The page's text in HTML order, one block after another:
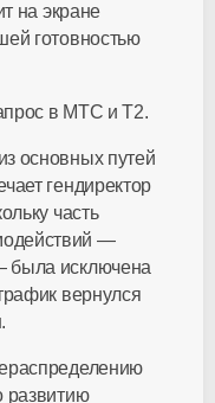
на экране
готовностью
в МТС и Т2.
основных путей
гендиректор
часть
—
была исключена
вернулся
развитию